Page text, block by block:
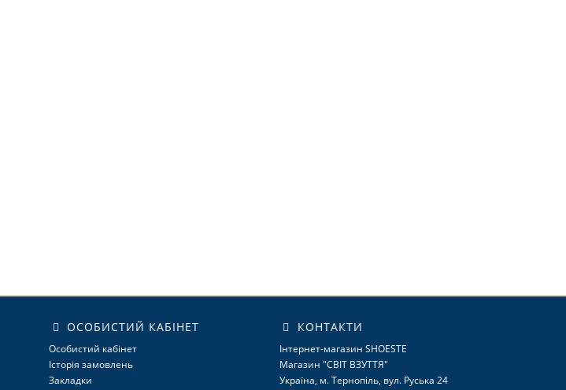
ОСОБИСТИЙ КАБІНЕТ
Особистий кабінет
Історія замовлень
Закладки
КОНТАКТИ
Інтернет-магазин SHOESTE
Магазин "СВІТ ВЗУТТЯ"
Україна, м. Тернопіль, вул. Руська 24